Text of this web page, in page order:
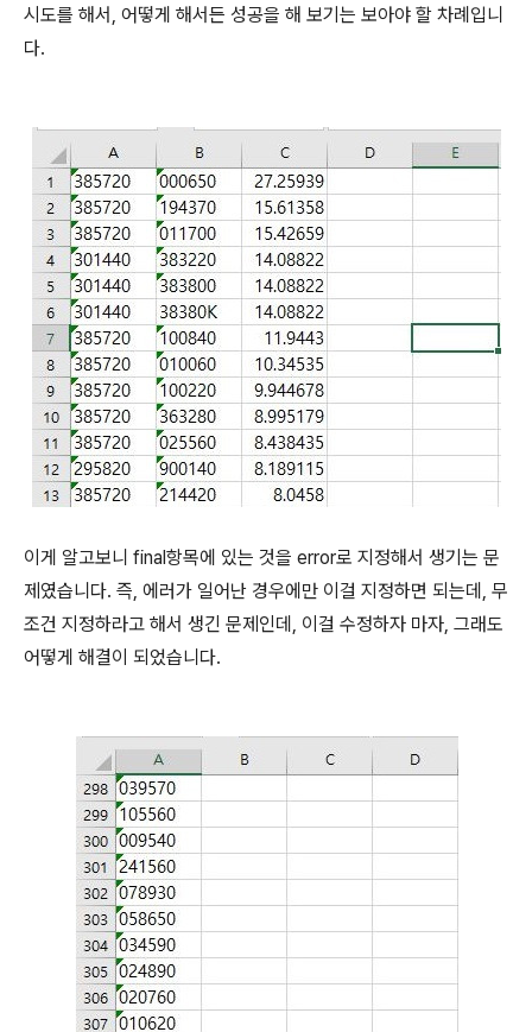
시도를 해서, 어떻게 해서든 성공을 해 보기는 보아야 할 차례입니
다.
이게 알고보니 final항목에 있는 것을 error로 지정해서 생기는 문
제였습니다. 즉, 에러가 일어난 경우에만 이걸 지정하면 되는데, 무
조건 지정하라고 해서 생긴 문제인데, 이걸 수정하자 마자, 그래도
어떻게 해결이 되었습니다.